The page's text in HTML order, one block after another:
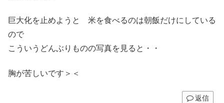
巨大化を止めようと 米を食べるのは朝飯だけにしている
ので
こういうどんぶりものの写真を見ると・・
胸が苦しいです＞＜
返信